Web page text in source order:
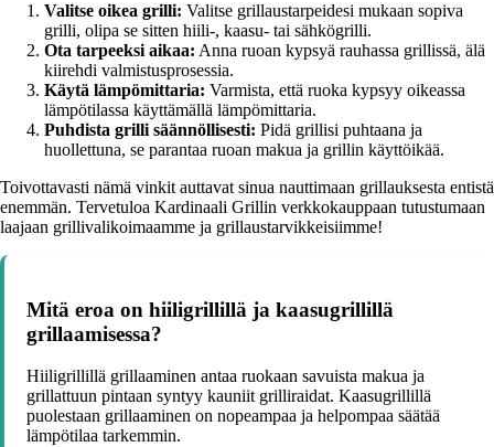
Valitse oikea grilli: Valitse grillaustarpeidesi mukaan sopiva
grilli, olipa se sitten hiili-, kaasu- tai sähkögrilli.
Ota tarpeeksi aikaa: Anna ruoan kypsyä rauhassa grillissä, älä
kiirehdi valmistusprosessia.
Käytä lämpömittaria: Varmista, että ruoka kypsyy oikeassa
lämpötilassa käyttämällä lämpömittaria.
Puhdista grilli säännöllisesti: Pidä grillisi puhtaana ja
huollettuna, se parantaa ruoan makua ja grillin käyttöikää.
Toivottavasti nämä vinkit auttavat sinua nauttimaan grillauksesta entistä
enemmän. Tervetuloa Kardinaali Grillin verkkokauppaan tutustumaan
laajaan grillivalikoimaamme ja grillaustarvikkeisiimme!
Mitä eroa on hiiligrillillä ja kaasugrillillä
grillaamisessa?
Hiiligrillillä grillaaminen antaa ruokaan savuista makua ja
grillattuun pintaan syntyy kauniit grilliraidat. Kaasugrillillä
puolestaan grillaaminen on nopeampaa ja helpompaa säätää
lämpötilaa tarkemmin.